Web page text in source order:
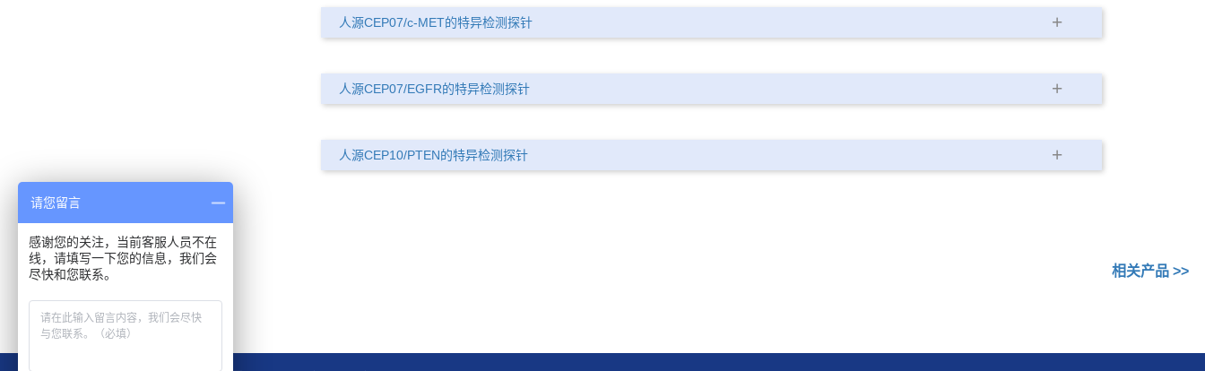
人源CEP07/c-MET的特异检测探针
人源CEP07/EGFR的特异检测探针
人源CEP10/PTEN的特异检测探针
相关产品 >>
请您留言
感谢您的关注，当前客服人员不在
线，请填写一下您的信息，我们会
尽快和您联系。